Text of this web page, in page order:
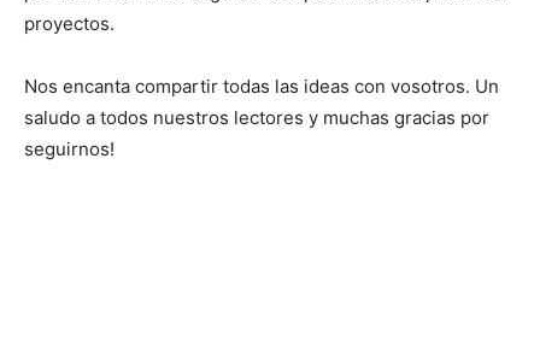
proyectos.
Nos encanta compartir todas las ideas con vosotros. Un
saludo a todos nuestros lectores y muchas gracias por
seguirnos!